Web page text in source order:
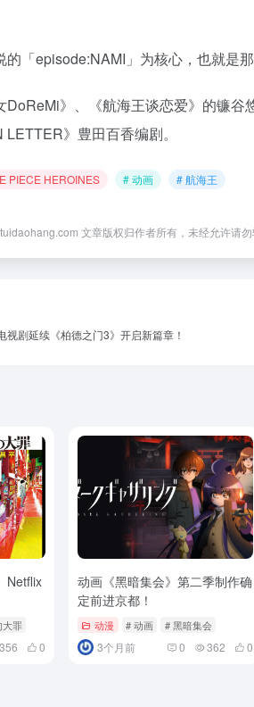
的「episode:NAMI」为核心，也就是
DoReMi》、《航海王谈恋爱》的镰
LETTER》豊田百香编剧。
PIECE HEROINES # 动画 # 航海王
文章版权归作者所有，未经允许请勿
视剧延续《柏德之门3》开启新篇章！
Netflix
大罪
356 0
动画《黑暗集会》第二季制作确
定前进京都！
动漫 # 动画 # 黑暗集会
3个月前 0 362 0